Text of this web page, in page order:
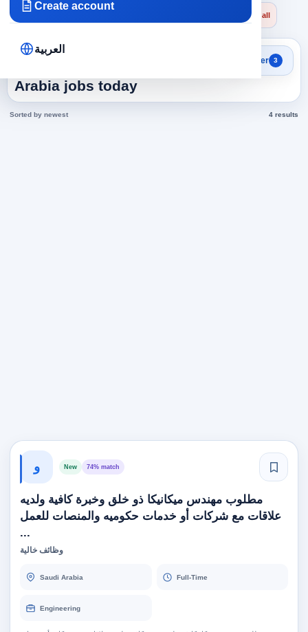
Create account
العربية
Clear all
Search results
Arabia jobs today
Filter 3
Sorted by newest 4 results
و New 74% match
مطلوب مهندس ميكانيكا ذو خلق وخبرة كافية ولديه
علاقات مع شركات أو خدمات حكوميه والمنصات للعمل
...
وظائف خالية
Saudi Arabia Full-Time
Engineering